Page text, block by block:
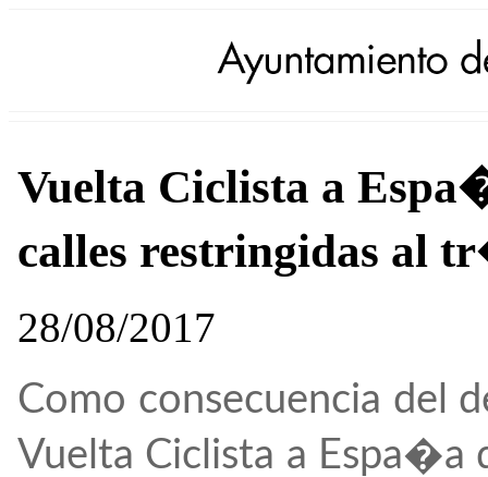
Vuelta Ciclista a
calles restringidas al
28/08/2017
Como consecuencia del
Vuelta Ciclista a Espa�a